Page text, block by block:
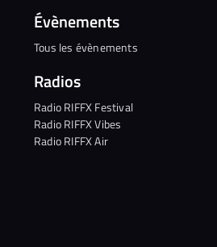
Évènements
Tous les évènements
Radios
Radio RIFFX Festival
Radio RIFFX Vibes
Radio RIFFX Air